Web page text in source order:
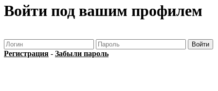
Войти под вашим профилем
Регистрация - Забыли пароль